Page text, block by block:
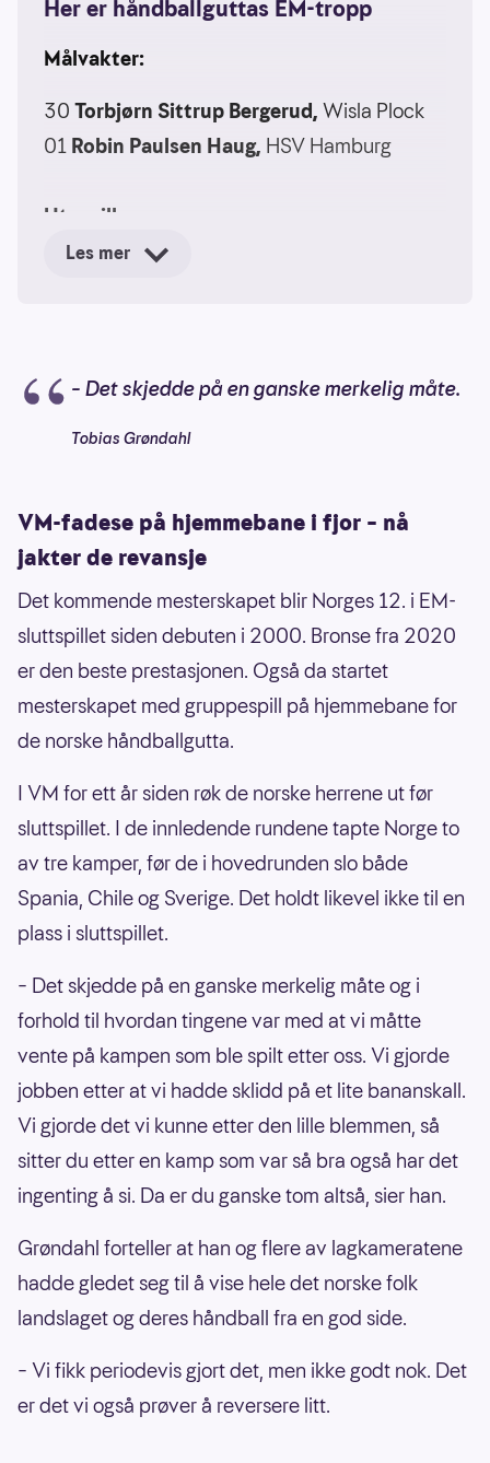
Her er håndballguttas EM-tropp
Målvakter:
30 Torbjørn Sittrup Bergerud, Wisla Plock
01 Robin Paulsen Haug, HSV Hamburg
Utespillere:
40August Baskår Pedersen
Håndbold
31
Kasper Thorsen Lien, TVB Stuttgart
Kevin Maagerø Gulliksen
35Patrick Helland Anderson, Aalborg
Håndbold
22 Tobias Schjølberg Grøndahl, Füchse
Berlin
05 Sander Sagosen, Aalborg Håndbold
43Simen Ulstad Lyse, Kolstad Håndball
18William Otto Aar, TTH Holstebro
03Vetle Eck Aga, Kolstad Håndball
10 Vetle Rønningen, Aalborg Håndbold
Henrik Jakobsen
Thomas Alfred Solstad
Burgdorf
25Martin Hernes Hovde, Kolstad Håndball
Les mer
– Det skjedde på en ganske merkelig måte.
Tobias Grøndahl
VM-fadese på hjemmebane i fjor – nå
jakter de revansje
Det kommende mesterskapet blir Norges 12. i EM-
sluttspillet siden debuten i 2000. Bronse fra 2020
er den beste prestasjonen. Også da startet
mesterskapet med gruppespill på hjemmebane for
de norske håndballgutta.
I VM for ett år siden røk de norske herrene ut før
sluttspillet. I de innledende rundene tapte Norge to
av tre kamper, før de i hovedrunden slo både
Spania, Chile og Sverige. Det holdt likevel ikke til en
plass i sluttspillet.
– Det skjedde på en ganske merkelig måte og i
forhold til hvordan tingene var med at vi måtte
vente på kampen som ble spilt etter oss. Vi gjorde
jobben etter at vi hadde sklidd på et lite bananskall.
Vi gjorde det vi kunne etter den lille blemmen, så
sitter du etter en kamp som var så bra også har det
ingenting å si. Da er du ganske tom altså, sier han.
Grøndahl forteller at han og flere av lagkameratene
hadde gledet seg til å vise hele det norske folk
landslaget og deres håndball fra en god side.
– Vi fikk periodevis gjort det, men ikke godt nok. Det
er det vi også prøver å reversere litt.